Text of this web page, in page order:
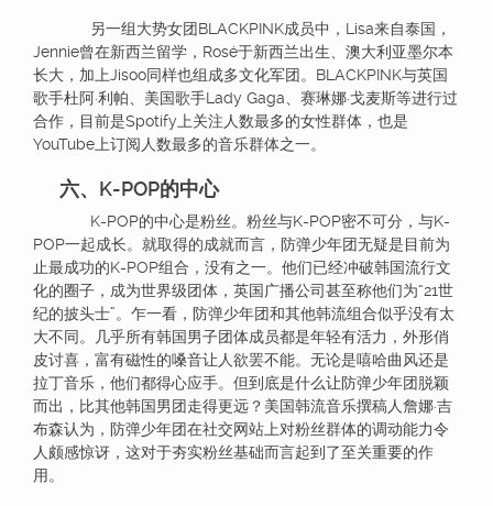
另一组大势女团BLACKPINK成员中，Lisa来自泰国，
Jennie曾在新西兰留学，Rosé于新西兰出生、澳大利亚墨尔本
长大，加上Jisoo同样也组成多文化军团。BLACKPINK与英国
歌手杜阿·利帕、美国歌手Lady Gaga、赛琳娜·戈麦斯等进行过
合作，目前是Spotify上关注人数最多的女性群体，也是
YouTube上订阅人数最多的音乐群体之一。
六、K-POP的中心
K-POP的中心是粉丝。粉丝与K-POP密不可分，与K-
POP一起成长。就取得的成就而言，防弹少年团无疑是目前为
止最成功的K-POP组合，没有之一。他们已经冲破韩国流行文
化的圈子，成为世界级团体，英国广播公司甚至称他们为“21世
纪的披头士”。乍一看，防弹少年团和其他韩流组合似乎没有太
大不同。几乎所有韩国男子团体成员都是年轻有活力，外形俏
皮讨喜，富有磁性的嗓音让人欲罢不能。无论是嘻哈曲风还是
拉丁音乐，他们都得心应手。但到底是什么让防弹少年团脱颖
而出，比其他韩国男团走得更远？美国韩流音乐撰稿人詹娜·吉
布森认为，防弹少年团在社交网站上对粉丝群体的调动能力令
人颇感惊讶，这对于夯实粉丝基础而言起到了至关重要的作
用。